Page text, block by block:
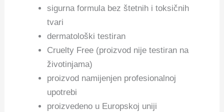
sigurna formula bez štetnih i toksičnih
tvari
dermatološki testiran
Cruelty Free (proizvod nije testiran na
životinjama)
proizvod namijenjen profesionalnoj
upotrebi
proizvedeno u Europskoj uniji